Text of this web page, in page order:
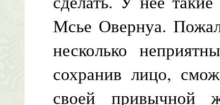
Мсье Овернуа.
несколько
сохранив лицо,
своей привычной